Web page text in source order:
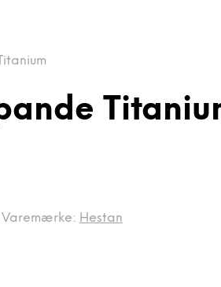
Varemærke: Hestan